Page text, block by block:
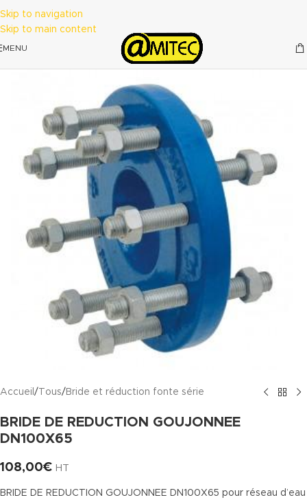
Skip to navigation
Skip to main content
MENU
Accueil / Tous/ Bride et réduction fonte série
BRIDE DE REDUCTION GOUJONNEE
DN100X65
108,00€ HT
BRIDE DE REDUCTION GOUJONNEE DN100X65 pour réseau d’eau